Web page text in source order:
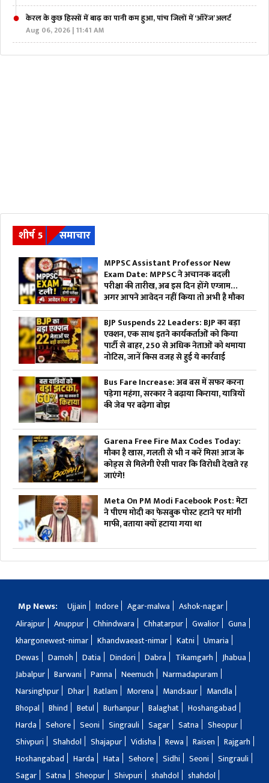
केरल के कुछ हिस्सों में बाढ़ का पानी कम हुआ, पांच जिलों में ‘ऑरेंज’ अलर्ट
Aug 06, 2026 | 11:41 AM
शीर्ष 5 समाचार
MPPSC Assistant Professor New
Exam Date: MPPSC ने अचानक बदली
परीक्षा की तारीख, अब इस दिन होंगे एग्जाम…
अगर आपने आवेदन नहीं किया तो अभी है मौका
BJP Suspends 22 Leaders: BJP का बड़ा
एक्शन, एक साथ इतने कार्यकर्ताओं को किया
पार्टी से बाहर, 250 से अधिक नेताओं को थमाया
नोटिस, जानें किस वजह से हुई ये कार्रवाई
Bus Fare Increase: अब बस में सफर करना
पड़ेगा महंगा, सरकार ने बढ़ाया किराया, यात्रियों
की जेब पर बढ़ेगा बोझ
Garena Free Fire Max Codes Today:
मौका है खास, गलती से भी न करें मिस! आज के
कोड्स से मिलेगी ऐसी पावर कि विरोधी देखते रह
जाएंगे!
Meta On PM Modi Facebook Post: मेटा
ने पीएम मोदी का फेसबुक पोस्ट हटाने पर मांगी
माफी, बताया क्यों हटाया गया था
Mp News: Ujjain Indore Agar-malwa
Ashok-nagar
Alirajpur
Anuppur Chhindwara Chhatarpur Gwalior
Guna
khargonewest-nimar
Khandwaeast-nimar Katni
Umaria
Dewas
Damoh Datia Dindori Dabra Tikamgarh
Jhabua
Jabalpur
Barwani Panna Neemuch
Narmadapuram
Narsinghpur
Dhar Ratlam Morena Mandsaur
Mandla
Bhopal
Bhind Betul Burhanpur Balaghat
Hoshangabad
Harda
Sehore Seoni Singrauli Sagar Satna
Sheopur
Shivpuri
Shahdol Shajapur Vidisha Rewa Raisen
Rajgarh
Hoshangabad
Harda Hata Sehore Sidhi Seoni
Singrauli
Sagar
Satna Sheopur Shivpuri shahdol
shahdol